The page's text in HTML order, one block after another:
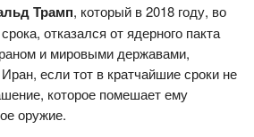
Трамп, который в 2018 году, во
отказался от ядерного пакта
и мировыми державами,
если тот в кратчайшие сроки не
которое помешает ему
оружие.